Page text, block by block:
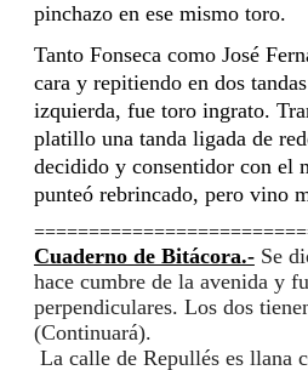
pinchazo en ese mismo toro.
Tanto Fonseca como José
cara y repitiendo en dos
izquierda, fue toro ingrato.
platillo una tanda ligada de
decidido y consentidor con el
punteó rebrincado, pero vino
Cuaderno de Bitácora.- Se
hace cumbre de la avenida y
perpendiculares. Los dos
(Continuará).
La calle de Repullés es llana